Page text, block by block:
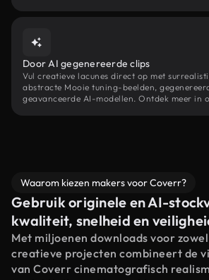
Door AI gegenereerde clips
Vul creatieve lacunes direct op met
abstracte Mooie tuning-beelden,
geavanceerde AI-modellen. Ontdek meer in
Waarom kiezen makers voor Coverr?
Gebruik originele en AI-
kwaliteit, snelheid en
Met miljoenen downloads voor
creatieve projecten combineert de
van Coverr cinematografisch